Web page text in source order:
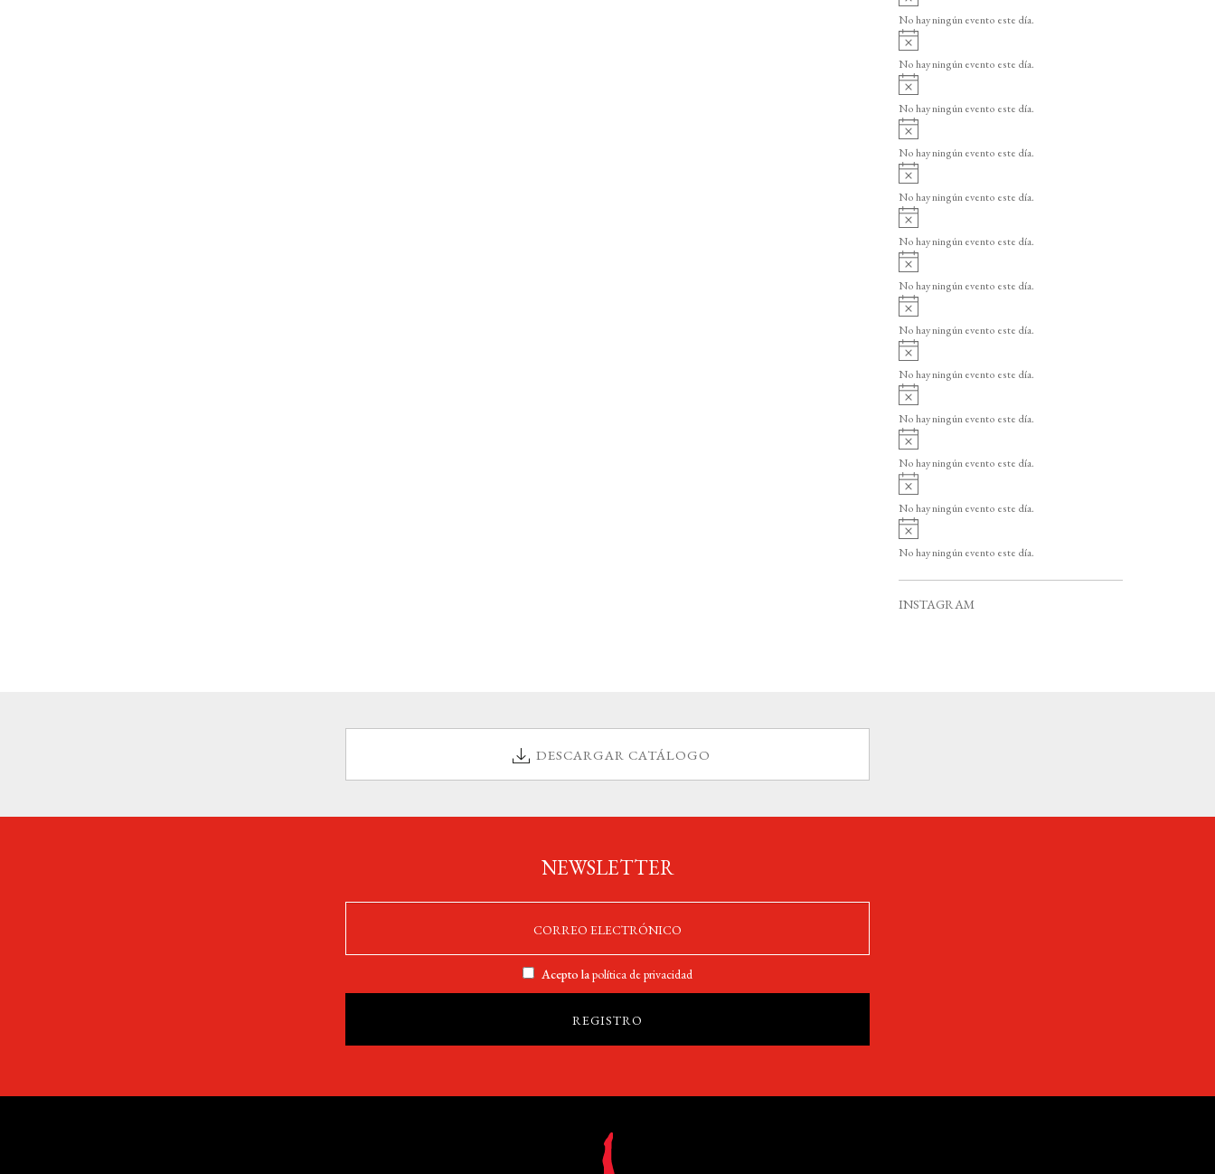
o
v
i
o
No hay ningún evento este día.
A
v
i
o
No hay ningún evento este día.
A
v
i
o
No hay ningún evento este día.
v
i
o
No hay ningún evento este día.
v
i
o
No hay ningún evento este día.
v
i
o
No hay ningún evento este día.
v
i
o
No hay ningún evento este día.
v
i
o
No hay ningún evento este día.
v
i
o
No hay ningún evento este día.
v
i
o
No hay ningún evento este día.
v
i
o
No hay ningún evento este día.
A
v
i
o
No hay ningún evento este día.
A
v
i
No hay ningún evento este día.
INSTAGRAM
DESCARGAR CATÁLOGO
NEWSLETTER
Acepto lapolítica de privacidad